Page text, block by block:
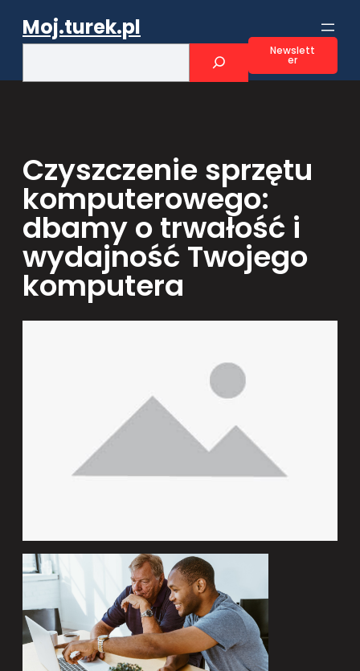
Moj.turek.pl
h
Newslett
er
Czyszczenie sprzętu
komputerowego:
dbamy o trwałość i
wydajność Twojego
komputera